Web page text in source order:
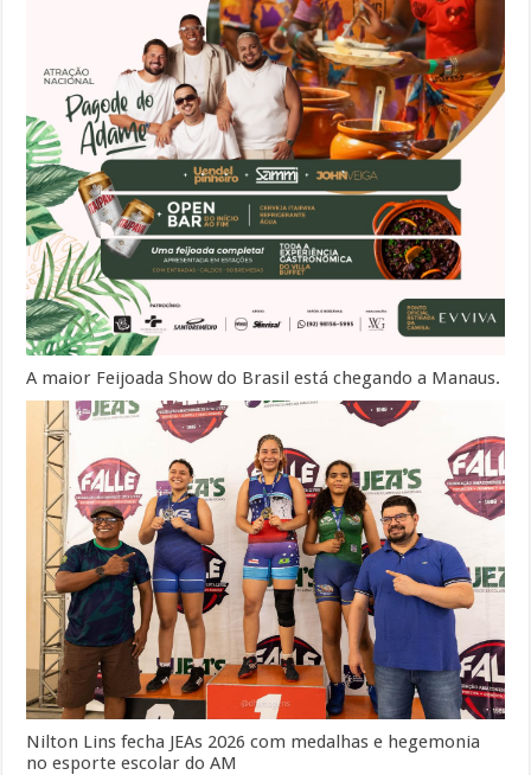
A maior Feijoada Show do Brasil está chegando a Manaus.
Nilton Lins fecha JEAs 2026 com medalhas e hegemonia
no esporte escolar do AM